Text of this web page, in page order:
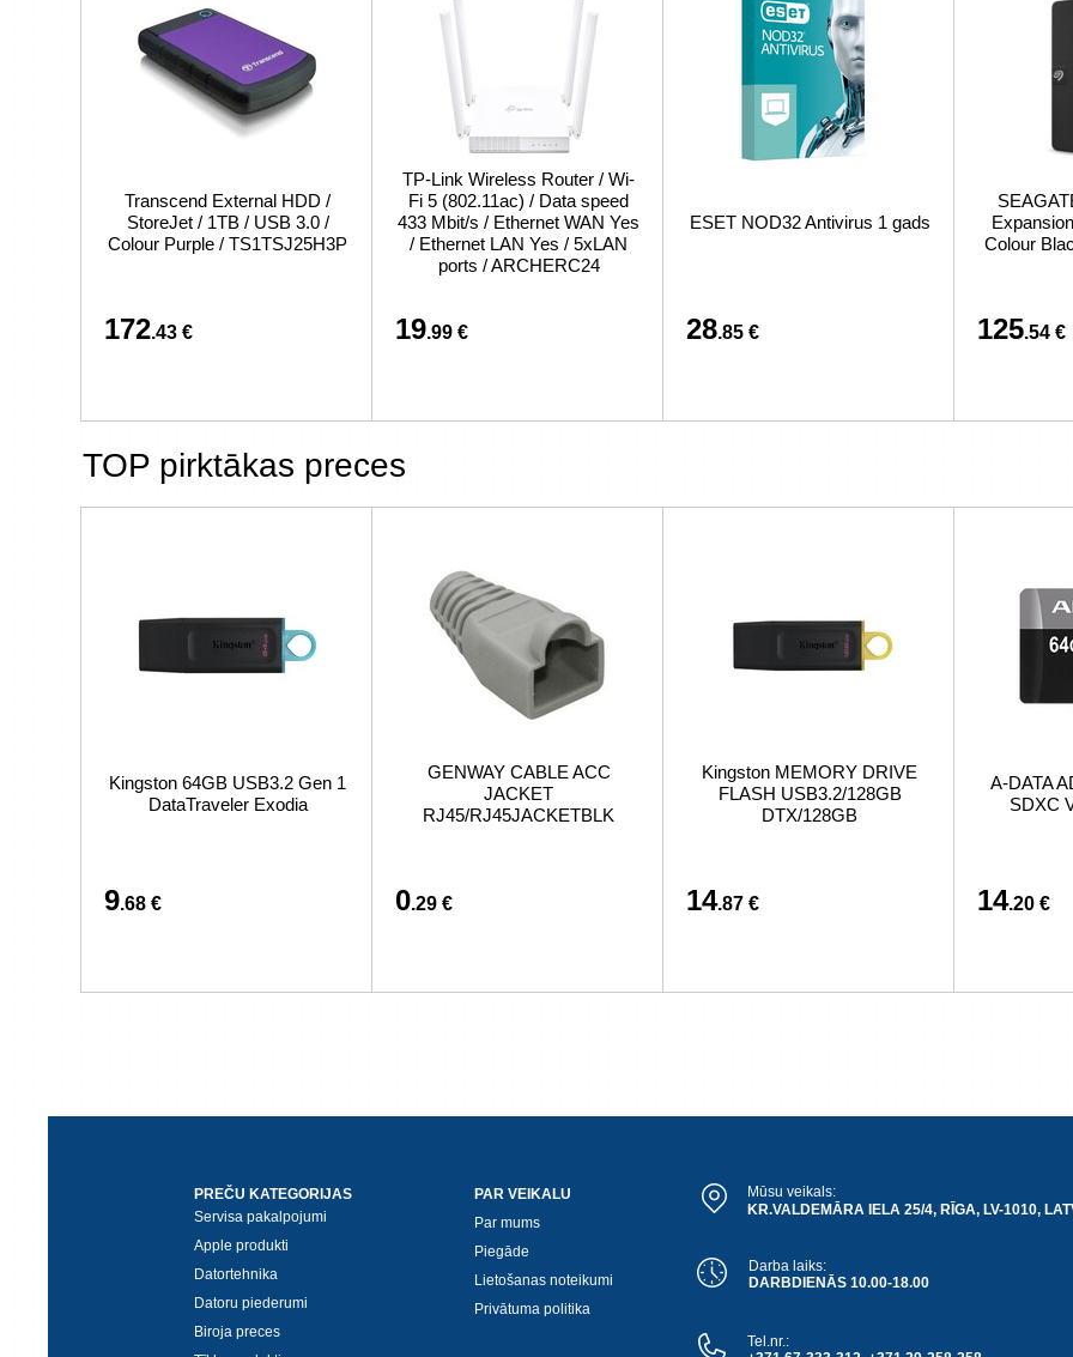
Transcend External HDD /
StoreJet / 1TB / USB 3.0 /
Colour Purple / TS1TSJ25H3P
172.43 €
TP-Link Wireless Router / Wi-
Fi 5 (802.11ac) / Data speed
433 Mbit/s / Ethernet WAN Yes
/ Ethernet LAN Yes / 5xLAN
ports / ARCHERC24
19.99 €
ESET NOD32 Antivirus 1 gads
28.85 €
Colour
125.54 €
TOP pirktākas preces
Kingston 64GB USB3.2 Gen 1
DataTraveler Exodia
9.68 €
GENWAY CABLE ACC
JACKET
RJ45/RJ45JACKETBLK
0.29 €
Kingston MEMORY DRIVE
FLASH USB3.2/128GB
DTX/128GB
14.87 €
A-DATA
SDXC
14.20 €
PREČU KATEGORIJAS
Servisa pakalpojumi
Apple produkti
Datortehnika
Datoru piederumi
Biroja preces
PAR VEIKALU
Par mums
Piegāde
Lietošanas noteikumi
Privātuma politika
Mūsu veikals:
KR.VALDEMĀRA IELA 25/4, RĪGA, LV-1010,
Darba laiks:
DARBDIENĀS 10.00-18.00
Tel.nr.: